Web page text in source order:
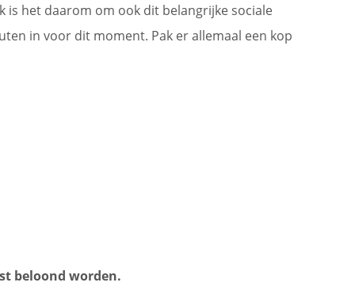
is het daarom om ook dit belangrijke sociale
in voor dit moment. Pak er allemaal een kop
beloond worden.